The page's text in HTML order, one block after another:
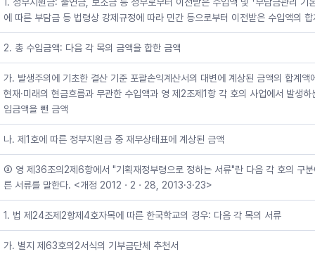
에 따른 부담금 등 법령상 강제규정에 따라 민간 등으로부터 이전받은 수입액의 합
2. 총 수입금액: 다음 각 목의 금액을 합한 금액
가. 발생주의에 기초한 결산 기준 포괄손익계산서의 대변에 계상된 금액의 합계액
현재·미래의 현금흐름과 무관한 수입액과 영 제2조제1항 각 호의 사업에서 발생하
입금액을 뺀 금액
나. 제1호에 따른 정부지원금 중 재무상태표에 계상된 금액
③ 영 제36조의2제6항에서 "기획재정부령으로 정하는 서류"란 다음 각 호의 구
른 서류를 말한다. <개정 2012ㆍ2ㆍ28, 2013·3·23>
1. 법 제24조제2항제4호자목에 따른 한국학교의 경우: 다음 각 목의 서류
가. 별지 제63호의2서식의 기부금단체 추천서